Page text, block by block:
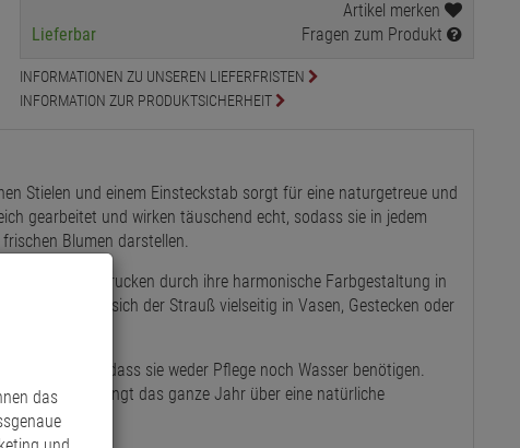
Lieferbar
Artikel merken
Fragen zum Produkt
INFORMATIONEN ZU UNSEREN LIEFERFRISTEN
INFORMATION ZUR PRODUKTSICHERHEIT
Stielen und einem Einsteckstab sorgt für eine naturgetreue und
gearbeitet und wirken täuschend echt, sodass sie in jedem
Blumen darstellen.
15 cm beeindrucken durch ihre harmonische Farbgestaltung in
45 cm lässt sich der Strauß vielseitig in Vasen, Gestecken oder
den Vorteil, dass sie weder Pflege noch Wasser benötigen.
frisch und bringt das ganze Jahr über eine natürliche
das